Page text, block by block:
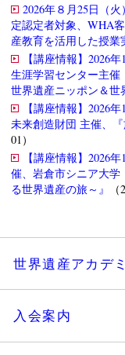
2026年８月25日（
定認定者対象、WHA
産教育を活用した授業
【講座情報】2026
生涯学習センター主催
世界遺産ニッポン＆世
【講座情報】2026
未来創造財団 主催、
01）
【講座情報】2026
催、岩倉市シニア大
る世界遺産の旅～』
世界遺産アカデ
入会案内